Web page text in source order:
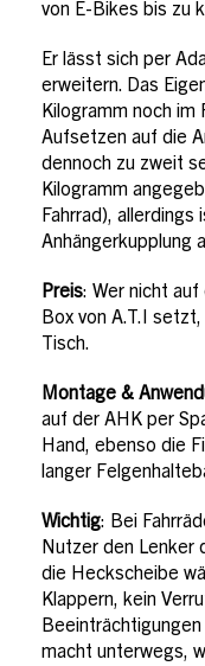
von E-Bikes bis zu
Er lässt sich per
erweitern. Das
Kilogramm noch im
Aufsetzen auf die
dennoch zu zweit
Kilogramm
Fahrrad),
Anhängerkupplung
Preis: Wer nicht
Box von A.T.I
Tisch.
Montage &
auf der AHK per
Hand, ebenso die
langer
Wichtig: Bei
Nutzer den Lenker
die Heckscheibe
Klappern, kein
macht unterwegs,